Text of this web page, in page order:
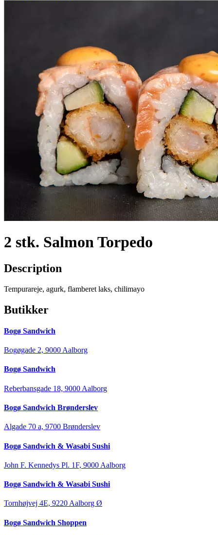
2 stk. Salmon Torpedo
Description
Tempurareje, agurk, flamberet laks, chilimayo
Butikker
Bogø Sandwich
Bogøgade 2, 9000 Aalborg
Bogø Sandwich
Reberbansgade 18, 9000 Aalborg
Bogø Sandwich Brønderslev
Algade 70 a, 9700 Brønderslev
Bogø Sandwich & Wasabi Sushi
John F. Kennedys Pl. 1F, 9000 Aalborg
Bogø Sandwich & Wasabi Sushi
Tornhøjvej 4E, 9220 Aalborg Ø
Bogø Sandwich Shoppen